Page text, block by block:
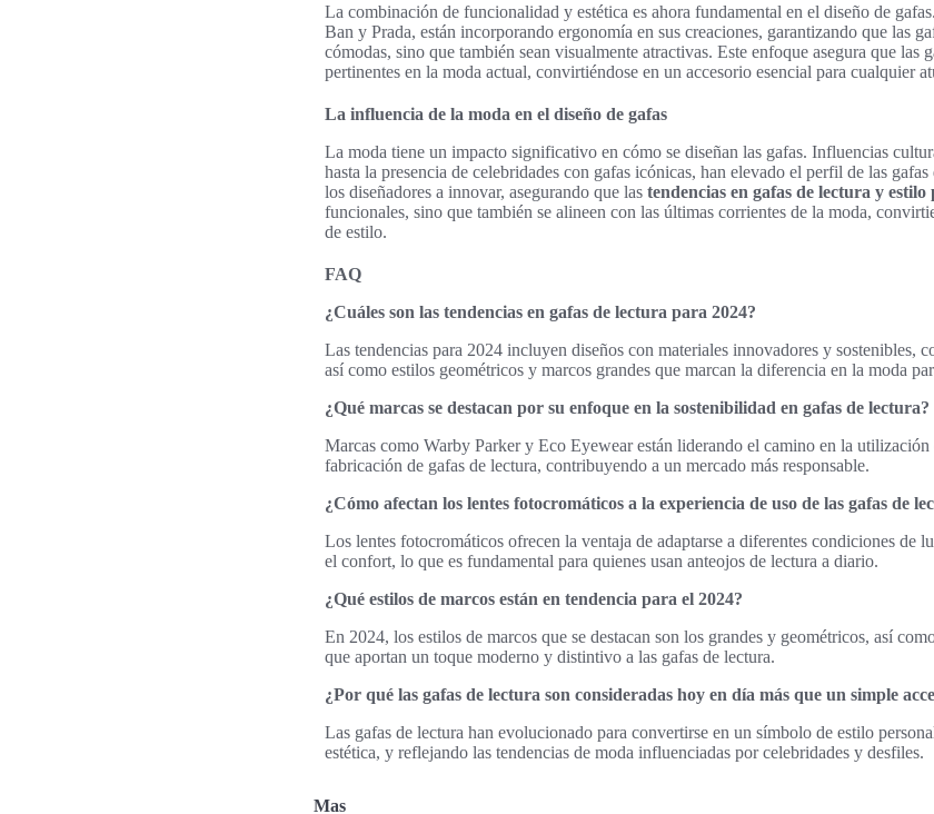
La combinación de funcionalidad y estética es ahora fundamental en el diseño de
Ban y Prada, están incorporando ergonomía en sus creaciones, garantizando que las
cómodas, sino que también sean visualmente atractivas. Este enfoque asegura que las
pertinentes en la moda actual, convirtiéndose en un accesorio esencial para cualquier
La influencia de la moda en el diseño de gafas
La moda tiene un impacto significativo en cómo se diseñan las gafas. Influencias
hasta la presencia de celebridades con gafas icónicas, han elevado el perfil de las
los diseñadores a innovar, asegurando que las tendencias en gafas de lectura y estilo
funcionales, sino que también se alineen con las últimas corrientes de la moda,
de estilo.
FAQ
¿Cuáles son las tendencias en gafas de lectura para 2024?
Las tendencias para 2024 incluyen diseños con materiales innovadores y sostenibles,
así como estilos geométricos y marcos grandes que marcan la diferencia en la moda
¿Qué marcas se destacan por su enfoque en la sostenibilidad en gafas de lectura?
Marcas como Warby Parker y Eco Eyewear están liderando el camino en la utilización
fabricación de gafas de lectura, contribuyendo a un mercado más responsable.
¿Cómo afectan los lentes fotocromáticos a la experiencia de uso de las gafas de
Los lentes fotocromáticos ofrecen la ventaja de adaptarse a diferentes condiciones de
el confort, lo que es fundamental para quienes usan anteojos de lectura a diario.
¿Qué estilos de marcos están en tendencia para el 2024?
En 2024, los estilos de marcos que se destacan son los grandes y geométricos, así
que aportan un toque moderno y distintivo a las gafas de lectura.
¿Por qué las gafas de lectura son consideradas hoy en día más que un simple
Las gafas de lectura han evolucionado para convertirse en un símbolo de estilo
estética, y reflejando las tendencias de moda influenciadas por celebridades y desfiles.
Mas